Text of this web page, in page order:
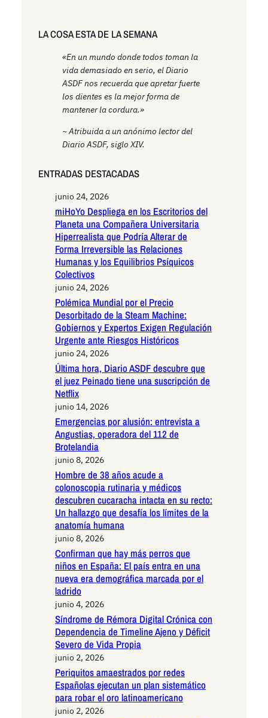
LA COSA ESTA DE LA SEMANA
«En un mundo donde todos toman la
vida demasiado en serio, el Diario
ASDF nos recuerda que apretar fuerte
los dientes es la mejor forma de
mantener la cordura.»
~ Atribuida a un anónimo lector del
Diario ASDF, siglo XIV.
ENTRADAS DESTACADAS
junio 24, 2026
miHoYo Despliega en los Escritorios del
Planeta una Compañera Universitaria
Hiperrealista que Podría Alterar de
Forma Irreversible las Relaciones
Humanas y los Equilibrios Psíquicos
Colectivos
junio 24, 2026
Polémica Mundial por el Precio
Desorbitado de la Steam Machine:
Gobiernos y Expertos Exigen Regulación
Urgente ante Riesgos Históricos
junio 24, 2026
Última hora, Diario ASDF descubre que
el juez Peinado tiene una suscripción de
Netflix
junio 14, 2026
Emergencias por alusión: entrevista a
Angustias, operadora del 112 de
Brotelandia
junio 8, 2026
Hombre de 38 años acude a
colonoscopia rutinaria y médicos
descubren cucaracha intacta en su recto:
Un hallazgo que desafía los límites de la
anatomía humana
junio 8, 2026
Confirman que hay más perros que
niños en España: El país entra en una
nueva era demográfica marcada por el
ladrido
junio 4, 2026
Síndrome de Rémora Digital Crónica con
Dependencia de Timeline Ajeno y Déficit
Severo de Vida Propia
junio 2, 2026
Periquitos amaestrados por redes
Españolas ejecutan un plan sistemático
para robar el oro latinoamericano
junio 2, 2026